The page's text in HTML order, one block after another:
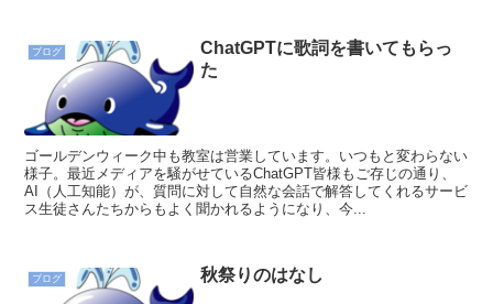
ブログ
ChatGPTに歌詞を書いてもらっ
た
ゴールデンウィーク中も教室は営業しています。いつもと変わらない
様子。最近メディアを騒がせているChatGPT皆様もご存じの通り、
AI（人工知能）が、質問に対して自然な会話で解答してくれるサービ
ス生徒さんたちからもよく聞かれるようになり、今...
ブログ 秋祭りのはなし